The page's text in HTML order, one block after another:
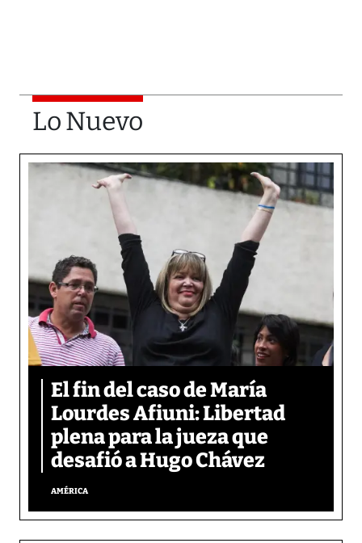
Lo Nuevo
El fin del caso de María
Lourdes Afiuni: Libertad
plena para la jueza que
desafió a Hugo Chávez
AMÉRICA